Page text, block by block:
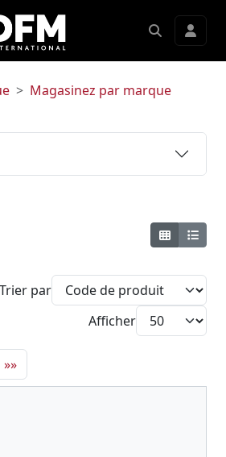
Magasinez par marque
Trier par
Afficher
»»